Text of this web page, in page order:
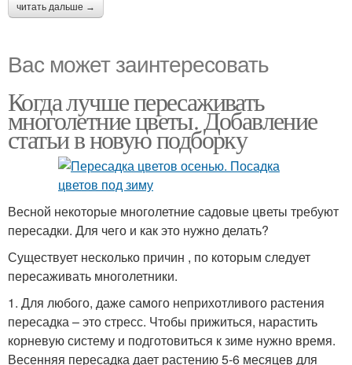
читать дальше →
Вас может заинтересовать
Когда лучше пересаживать
многолетние цветы. Добавление
статьи в новую подборку
Весной некоторые многолетние садовые цветы требуют
пересадки. Для чего и как это нужно делать?
Существует несколько причин , по которым следует
пересаживать многолетники.
1. Для любого, даже самого неприхотливого растения
пересадка – это стресс. Чтобы прижиться, нарастить
корневую систему и подготовиться к зиме нужно время.
Весенняя пересадка дает растению 5-6 месяцев для